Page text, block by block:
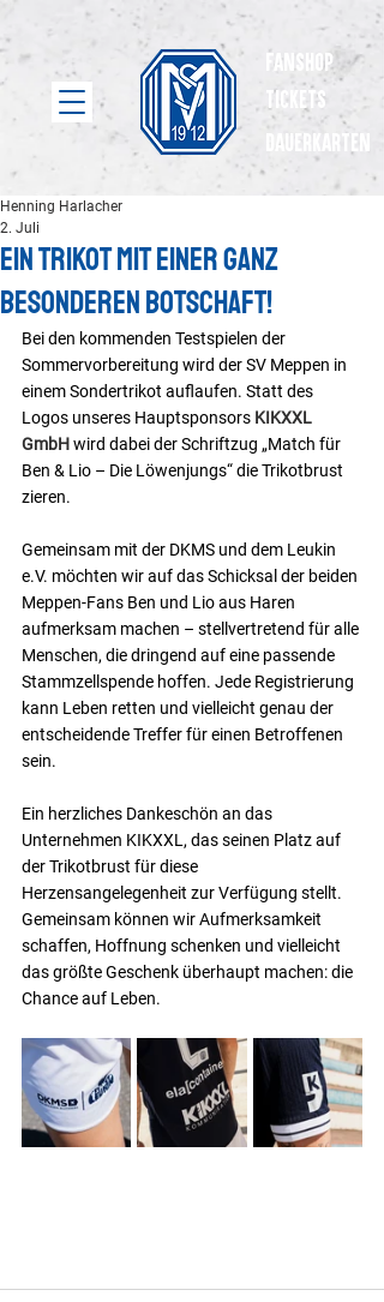
Fanshop
Tickets
dauerkarten
Ein Trikot mit einer ganz
besonderen Botschaft!
Henning Harlacher
2. Juli
Bei den kommenden Testspielen der
Sommervorbereitung wird der SV Meppen in
einem Sondertrikot auflaufen. Statt des
Logos unseres Hauptsponsors KIKXXL
GmbH wird dabei der Schriftzug „Match für
Ben & Lio – Die Löwenjungs“ die Trikotbrust
zieren.
Gemeinsam mit der DKMS und dem Leukin
e.V. möchten wir auf das Schicksal der beiden
Meppen-Fans Ben und Lio aus Haren
aufmerksam machen – stellvertretend für alle
Menschen, die dringend auf eine passende
Stammzellspende hoffen. Jede Registrierung
kann Leben retten und vielleicht genau der
entscheidende Treffer für einen Betroffenen
sein.
Ein herzliches Dankeschön an das
Unternehmen KIKXXL, das seinen Platz auf
der Trikotbrust für diese
Herzensangelegenheit zur Verfügung stellt.
Gemeinsam können wir Aufmerksamkeit
schaffen, Hoffnung schenken und vielleicht
das größte Geschenk überhaupt machen: die
Chance auf Leben.